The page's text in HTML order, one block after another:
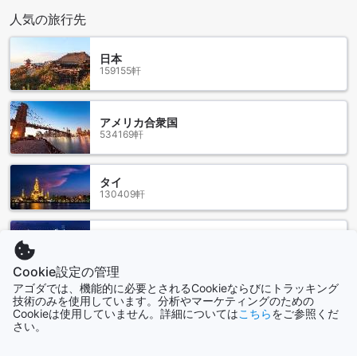
は、Thonburi Snake Farmやセーン・アルン・アシュラムが
おすすめです。さらに、Windsor Park and Golf Clubでは、ゴ
クでの滞在を充実させるために、ラウィーワン レジデンスは
最適なロケーションです。
周辺のレストラン
ラウィーワン レジデンスの周辺には、さまざまな食事の選択
肢があります。THINK cafeでは、美味しいコーヒーや軽食を
楽しむことができます。Jeong Wonでは、本格的な韓国料理
を味わうことができます。Santafe Steakでは、ジューシーな
ステーキやアメリカン料理を楽しむことができます。また、
KFC Suwinthawong (DT)では、クリスピーなフライドチキン
理の本場の味を堪能することができます。Volare Restaurant
and Barでは、イタリアン料理を楽しむことができます。
Sticky Rice Lakeでは、地元の美味しいタイ料理を楽しむこと
ができます。Origi Vegetarianでは、ヘルシーでおいしいベジ
タリアン料理を楽しむことができます。Mister Shabu Buffet
では、食べ放題のしゃぶしゃぶを楽しむことができます。さ
人気の旅行先
日本
159155軒
アメリカ合衆国
534169軒
タイ
130409軒
シンガポール
1501軒
Cookie設定の管理
アゴダでは、機能的に必要とされるCookieならびにトラッキング
技術のみを使用しています。分析やマーケティングのための
Cookieは使用していません。詳細についてはこちらをご参照くだ
さい。